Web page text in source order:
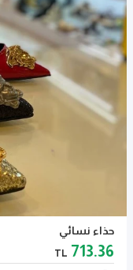
حذاء نسائي
713.36
TL